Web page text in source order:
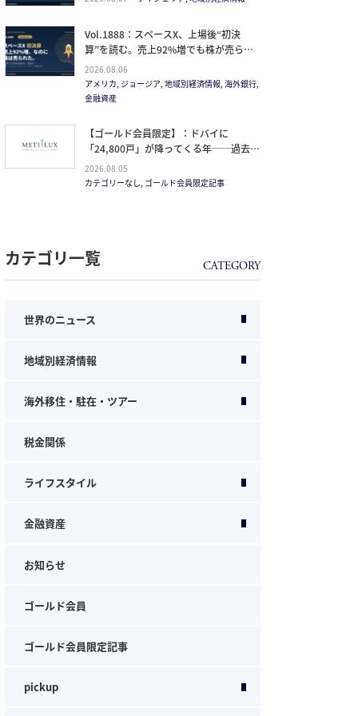
Vol.1888：スペースX、上場後“初決
算”を読む。売上92%増でも株が売られ
た本当の理由と、1.5兆ドル企業の買い
方。
2026.08.06
アメリカ, ジョージア, 地域別経済情報, 海外銀行,
金融資産
【ゴールド会員限定】：ドバイに
「24,800戸」が降ってくる年──過去
20年で最大の引き渡しラッシュと、ミサ
イルが崩した“安全神話”。2027年の供給
2026.08.05
カテゴリーなし, ゴールド会員限定記事
カテゴリ一覧
世界のニュース
地域別経済情報
海外移住・駐在・ツアー
税金関係
ライフスタイル
金融資産
お知らせ
ゴールド会員
ゴールド会員限定記事
pickup